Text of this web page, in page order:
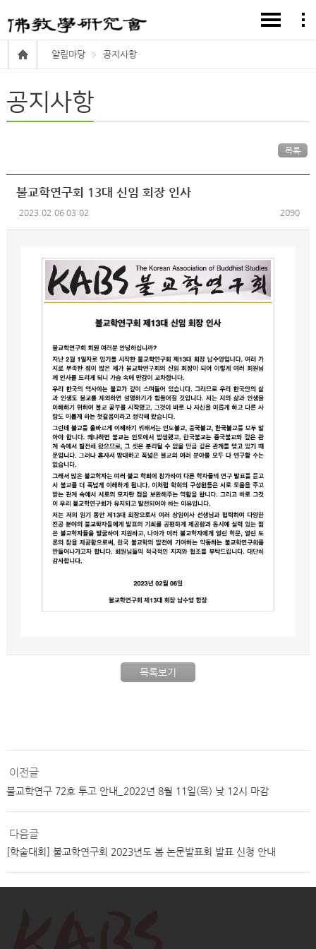
알림마당 공지사항
공지사항
목록
불교학연구회 13대 신임 회장 인사
2023.02.06 03:02 2090
목록보기
이전글
불교학연구 72호 투고 안내_2022년 8월 11일(목) 낮 12시 마감
다음글
[학술대회] 불교학연구회 2023년도 봄 논문발표회 발표 신청 안내